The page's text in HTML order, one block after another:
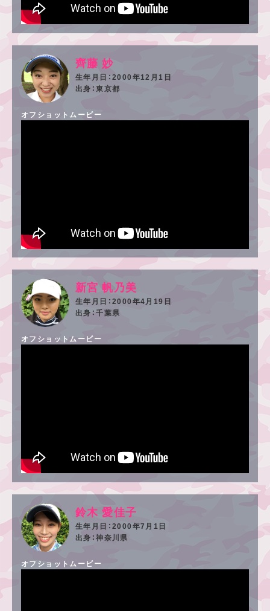
齊藤 妙
2000年12月1日
東京都
オフショットムービー
新宮 帆乃美
2000年4月19日
千葉県
オフショットムービー
鈴木 愛佳子
2000年7月1日
神奈川県
オフショットムービー